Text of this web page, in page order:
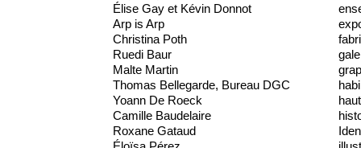
Élise Gay et Kévin Donnot
Arp is Arp
Christina Poth
Ruedi Baur
Malte Martin
Thomas Bellegarde, Bureau DGC
Yoann De Roeck
Camille Baudelaire
Roxane Gataud